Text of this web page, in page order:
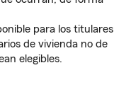
para los titulares
de vivienda no de
elegibles.